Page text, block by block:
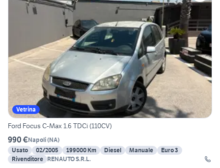
Vetrina
Ford Focus C-Max 1.6 TDCi (110CV)
990 €Napoli(NA)
Usato
02/2005 199000 Km Diesel Manuale
Euro 3
Rivenditore RENAUTO S.R.L.